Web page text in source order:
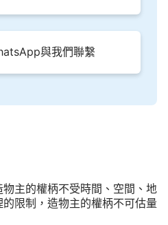
與我們聯繫
物主的權柄不受時間、空間、地
的限制，造物主的權柄不可估量